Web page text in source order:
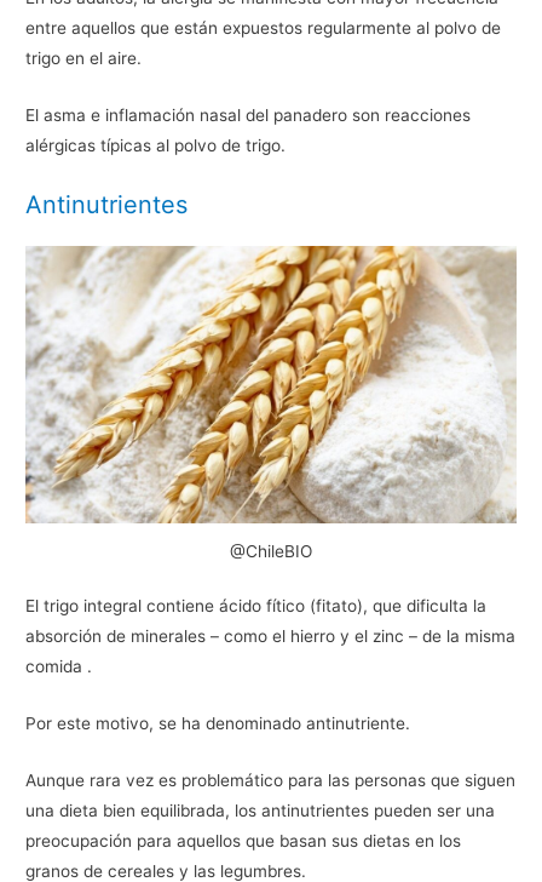
entre aquellos que están expuestos regularmente al polvo de
trigo en el aire.
El asma e inflamación nasal del panadero son reacciones
alérgicas típicas al polvo de trigo.
Antinutrientes
@ChileBIO
El trigo integral contiene ácido fítico (fitato), que dificulta la
absorción de minerales – como el hierro y el zinc – de la misma
comida .
Por este motivo, se ha denominado antinutriente.
Aunque rara vez es problemático para las personas que siguen
una dieta bien equilibrada, los antinutrientes pueden ser una
preocupación para aquellos que basan sus dietas en los
granos de cereales y las legumbres.